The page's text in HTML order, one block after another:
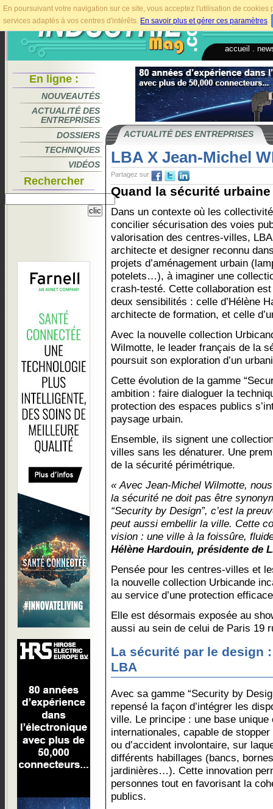
En poursuivant votre navigation sur ce site, vous acceptez l'utilisation de
services adaptés à vos centres d'intérêts. En savoir plus et gérer ces paramètres.
accueil
En ligne :
NOUVEAUTÉS
ACTUALITÉ DES
ENTREPRISES
DOSSIERS
TECHNIQUES
VIDÉOS
Rechercher
ACTUALITÉ DES ENTREPRISES
LBA X Jean-Michel
Partagez sur
Quand la sécurité
Dans un contexte où les
concilier sécurisation des voies
valorisation des centres-villes,
architecte et designer reconnu
projets d’aménagement urbain
potelets…), à imaginer une
crash-testé. Cette collaboration
deux sensibilités : celle d’Hélène
architecte de formation, et celle
Avec la nouvelle collection
Wilmotte, le leader français de la
poursuit son exploration d’un
Cette évolution de la gamme
ambition : faire dialoguer la
protection des espaces publics
paysage urbain.
Ensemble, ils signent une
villes sans les dénaturer. Une
de la sécurité périmétrique.
« Avec Jean-Michel Wilmotte,
la sécurité ne doit pas être
“Security by Design”, c’est la
peut aussi embellir la ville. Cette
vision : une ville à la foissûre,
Hélène Hardouin, présidente de
Pensée pour les centres-villes et
la nouvelle collection Urbicande
au service d’une protection
Elle est désormais exposée au
aussi au sein de celui de Paris 19
La sécurité par le design
LBA
Avec sa gamme “Security by
repensé la façon d’intégrer les
ville. Le principe : une base
internationales, capable de
ou d’accident involontaire, sur
différents habillages (bancs,
jardinières…). Cette innovation
personnes tout en favorisant la
publics.